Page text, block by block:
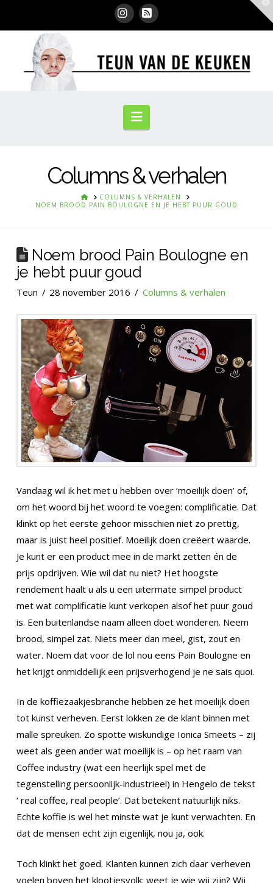
Instagram
RSS
Navigation
Columns & verhalen
HOMECOLUMNS & VERHALEN
NOEM BROOD PAIN BOULOGNE EN JE HEBT PUUR GOUD
Noem brood Pain Boulogne en
je hebt puur goud
Teun 28 november 2016 Columns & verhalen
Vandaag wil ik het met u hebben over ‘moeilijk doen’ of,
om het woord bij het woord te voegen: complificatie. Dat
klinkt op het eerste gehoor misschien niet zo prettig,
maar is juist heel positief. Moeilijk doen creëert waarde.
Je kunt er een product mee in de markt zetten én de
prijs opdrijven. Wie wil dat nu niet? Het hoogste
rendement haalt u als u een uitermate simpel product
met wat complificatie kunt verkopen alsof het puur goud
is. Een buitenlandse naam alleen doet wonderen. Neem
brood, simpel zat. Niets meer dan meel, gist, zout en
water. Noem dat voor de lol nou eens Pain Boulogne en
het krijgt onmiddellijk een prijsverhogend je ne sais quoi.
In de koffiezaakjesbranche hebben ze het moeilijk doen
tot kunst verheven. Eerst lokken ze de klant binnen met
malle spreuken. Zo spotte wiskundige Ionica Smeets – zij
weet als geen ander wat moeilijk is – op het raam van
Coffee industry (wat een heerlijk spel met de
tegenstelling persoonlijk-industrieel) in Hengelo de tekst
‘ real coffee, real people’. Dat betekent natuurlijk niks.
Echte koffie is wel het minste wat je kunt verwachten. En
dat de mensen echt zijn eigenlijk, nou ja, ook.
Toch klinkt het goed. Klanten kunnen zich daar verheven
voelen boven het klootjesvolk: weet je wie wij zijn? Wij